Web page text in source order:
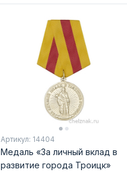
Артикул: 14404
Медаль «За личный вклад в
развитие города Троицк»